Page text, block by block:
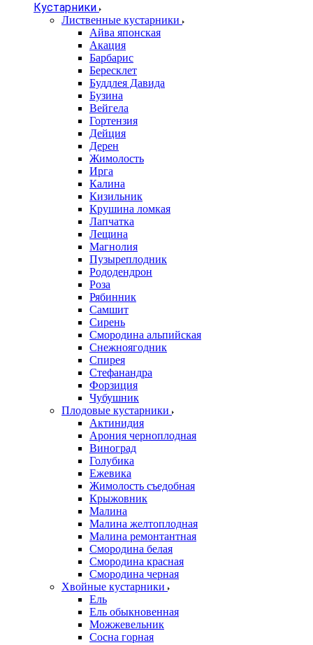
Кустарники
Лиственные кустарники
Айва японская
Акация
Барбарис
Бересклет
Буддлея Давида
Бузина
Вейгела
Гортензия
Дейция
Дерен
Жимолость
Ирга
Калина
Кизильник
Крушина ломкая
Лапчатка
Лещина
Магнолия
Пузыреплодник
Рододендрон
Роза
Рябинник
Самшит
Сирень
Смородина альпийская
Снежноягодник
Спирея
Стефанандра
Форзиция
Чубушник
Плодовые кустарники
Актинидия
Арония черноплодная
Виноград
Голубика
Ежевика
Жимолость съедобная
Крыжовник
Малина
Малина желтоплодная
Малина ремонтантная
Смородина белая
Смородина красная
Смородина черная
Хвойные кустарники
Ель
Ель обыкновенная
Можжевельник
Сосна горная